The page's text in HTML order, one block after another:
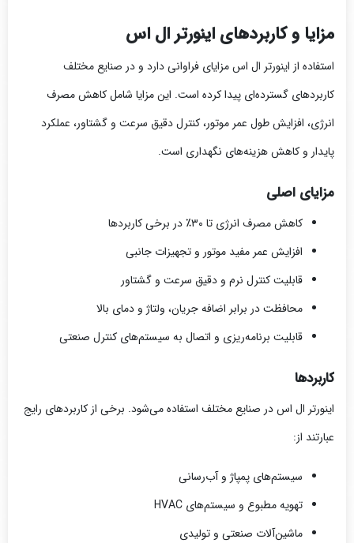
مزایا و کاربردهای اینورتر ال اس
استفاده از اینورتر ال اس مزایای فراوانی دارد و در صنایع مختلف
کاربردهای گسترده‌ای پیدا کرده است. این مزایا شامل کاهش مصرف
انرژی، افزایش طول عمر موتور، کنترل دقیق سرعت و گشتاور، عملکرد
پایدار و کاهش هزینه‌های نگهداری است.
مزایای اصلی
کاهش مصرف انرژی تا ۳۰٪ در برخی کاربردها
افزایش عمر مفید موتور و تجهیزات جانبی
قابلیت کنترل نرم و دقیق سرعت و گشتاور
محافظت در برابر اضافه جریان، ولتاژ و دمای بالا
قابلیت برنامه‌ریزی و اتصال به سیستم‌های کنترل صنعتی
کاربردها
اینورتر ال اس در صنایع مختلف استفاده می‌شود. برخی از کاربردهای رایج
عبارتند از:
سیستم‌های پمپاژ و آب‌رسانی
تهویه مطبوع و سیستم‌های HVAC
ماشین‌آلات صنعتی و تولیدی